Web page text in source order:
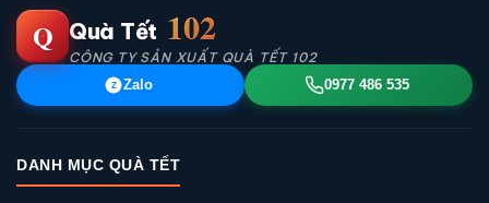
Q Quà Tết 102
CÔNG TY SẢN XUẤT QUÀ TẾT 102
Z Zalo 0977 486 535
DANH MỤC QUÀ TẾT